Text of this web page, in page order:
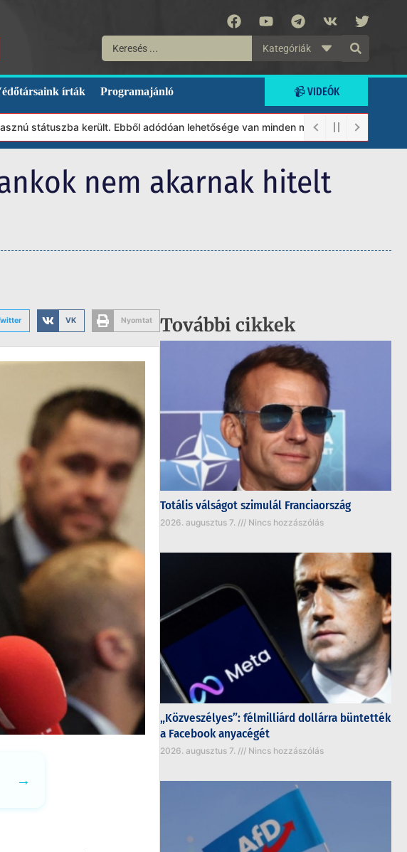
Kategóriák
írták Programajánló 📹 VIDEÓK
került. Ebből adódóan lehetősége van minden munkánkat segíteni
nem akarnak hitelt
VK Nyomtat
→
További cikkek
Totális válságot szimulál Franciaország
2026. augusztus 7. Nincs hozzászólás
„Közveszélyes”: félmilliárd dollárra büntették
a Facebook anyacégét
2026. augusztus 7. Nincs hozzászólás